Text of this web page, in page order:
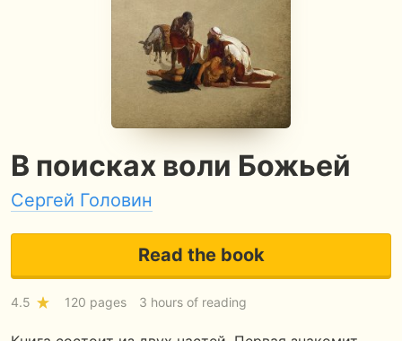
В поисках воли Божьей
Сергей Головин
Read the book
4.5 120 pages 3 hours of reading